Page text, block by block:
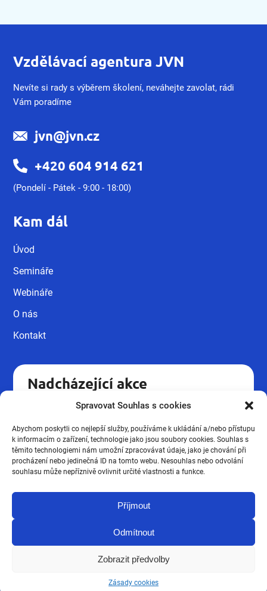
Spravovat Souhlas s cookies
Abychom poskytli co nejlepší služby, používáme k ukládání a/nebo přístupu
k informacím o zařízení, technologie jako jsou soubory cookies. Souhlas s
těmito technologiemi nám umožní zpracovávat údaje, jako je chování při
procházení nebo jedinečná ID na tomto webu. Nesouhlas nebo odvolání
souhlasu může nepříznivě ovlivnit určité vlastnosti a funkce.
Příjmout
Odmítnout
Zobrazit předvolby
Zásady cookies
Vzdělávací agentura JVN
Nevíte si rady s výběrem školení, neváhejte zavolat, rádi
Vám poradíme
jvn@jvn.cz
+420 604 914 621
(Pondelí - Pátek - 9:00 - 18:00)
Kam dál
Úvod
Semináře
Webináře
O nás
Kontakt
Nadcházející akce
Kvalifikační kurz pro pracovníky v
16.10
Podzimní novinky ze mzdové
účtárny 2026
19.03
Kvalifikační kurz pro pracovníky v
byfrontio.